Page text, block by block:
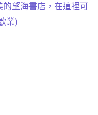
望海書店，在這裡可
業)